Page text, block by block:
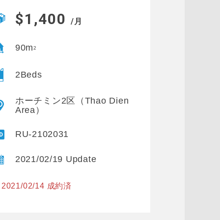
$1,400 /月
90m2
2Beds
ホーチミン2区（Thao Dien
Area）
RU-2102031
2021/02/19 Update
02/14 成約済